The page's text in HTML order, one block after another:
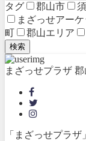
タグ 郡山市
まざっせアーケ
町
郡山エリア
検索
まざっせプラザ 郡
「まざっせプラ